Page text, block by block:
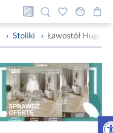
› Stoliki › Ławostół Hugo